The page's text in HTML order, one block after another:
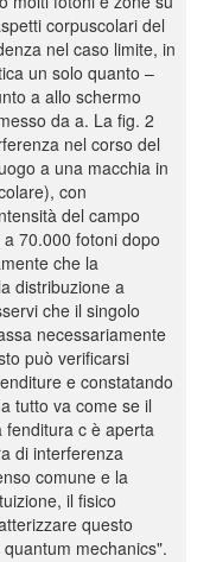
corpuscolari del
nel caso limite, in
un solo quanto –
a allo schermo
da a. La fig. 2
nel corso del
a una macchia in
con
del campo
70.000 fotoni dopo
che la
distribuzione a
che il singolo
necessariamente
può verificarsi
e constatando
tutto va come se il
fenditura c è aperta
di interferenza
comune e la
il fisico
questo
mechanics".